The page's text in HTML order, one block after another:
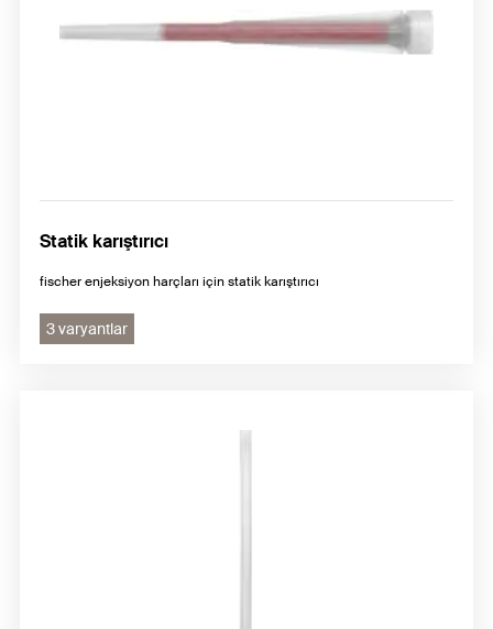
Statik karıştırıcı
fischer enjeksiyon harçları için statik karıştırıcı
3 varyantlar